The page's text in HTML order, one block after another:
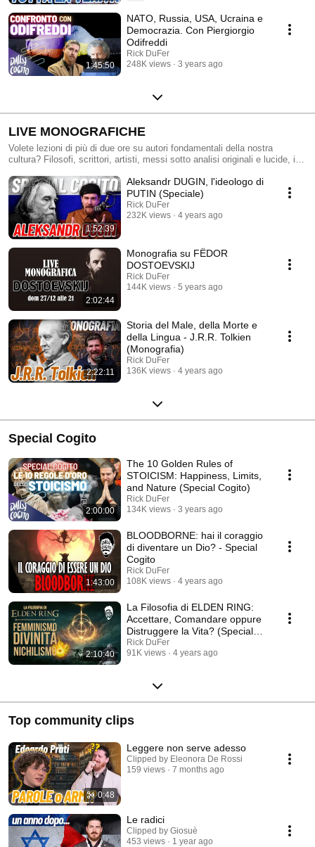
1:45:50
NATO, Russia, USA, Ucraina e
Democrazia. Con Piergiorgio
Odifreddi
Rick DuFer
248K views
3 years ago
LIVE MONOGRAFICHE
Volete lezioni di più di due ore su autori fondamentali della nostra
cultura? Filosofi, scrittori, artisti, messi sotto analisi originali e lucide, in
v=w2OHko96um0&list=PLR20n1J9sWVrXm0Q-
1VRxgfzX_YhDdZQv&index=1
1:52:39
Aleksandr DUGIN, l'ideologo di
PUTIN (Speciale)
Rick DuFer
232K views
4 years ago
2:02:44
Monografia su FËDOR
DOSTOEVSKIJ
Rick DuFer
144K views
5 years ago
2:22:11
Storia del Male, della Morte e
della Lingua - J.R.R. Tolkien
(Monografia)
Rick DuFer
136K views
4 years ago
Special Cogito
2:00:00
The 10 Golden Rules of
STOICISM: Happiness, Limits,
and Nature (Special Cogito)
Rick DuFer
134K views
3 years ago
1:43:00
BLOODBORNE: hai il coraggio
di diventare un Dio? - Special
Cogito
Rick DuFer
108K views
4 years ago
2:10:40
La Filosofia di ELDEN RING:
Accettare, Comandare oppure
Distruggere la Vita? (Special
Cogito)
Rick DuFer
91K views
4 years ago
Top community clips
0:48
Leggere non serve adesso
Clipped by Eleonora De Rossi
159 views
7 months ago
Le radici
Clipped by Giosuè
453 views
1 year ago